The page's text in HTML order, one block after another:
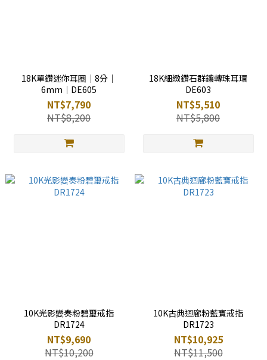
18K單鑽迷你耳圈｜8分｜
6mm｜DE605
NT$7,790
NT$8,200
18K細緻鑽石群鑲轉珠耳環
DE603
NT$5,510
NT$5,800
10K光影變奏粉碧璽戒指
DR1724
NT$9,690
NT$10,200
10K古典迴廊粉藍寶戒指
DR1723
NT$10,925
NT$11,500